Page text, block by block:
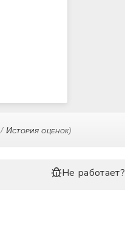
/ История оценок)
Не работает?